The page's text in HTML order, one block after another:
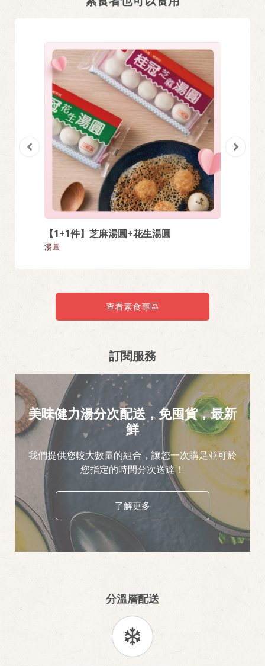
【1+1件】芝麻湯圓+花生湯圓
湯圓
查看素食專區
訂閱服務
美味健力湯分次配送，免囤貨，最新
鮮
我們提供您較大數量的組合，讓您一次購足並可於
您指定的時間分次送達！
了解更多
分溫層配送